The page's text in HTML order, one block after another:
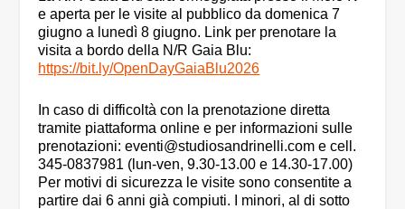
e aperta per le visite al pubblico da domenica 7
giugno a lunedì 8 giugno. Link per prenotare la
visita a bordo della N/R Gaia Blu:
https://bit.ly/OpenDayGaiaBlu2026
In caso di difficoltà con la prenotazione diretta
tramite piattaforma online e per informazioni sulle
prenotazioni:eventi@studiosandrinelli.com e cell.
345-0837981 (lun-ven, 9.30-13.00 e 14.30-17.00)
Per motivi di sicurezza le visite sono consentite a
partire dai 6 anni già compiuti. I minori, al di sotto